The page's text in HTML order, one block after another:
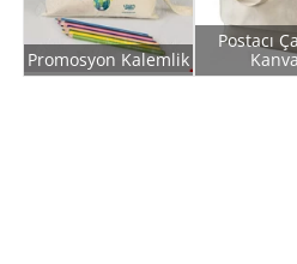
Promosyon Kalemlik
Postacı